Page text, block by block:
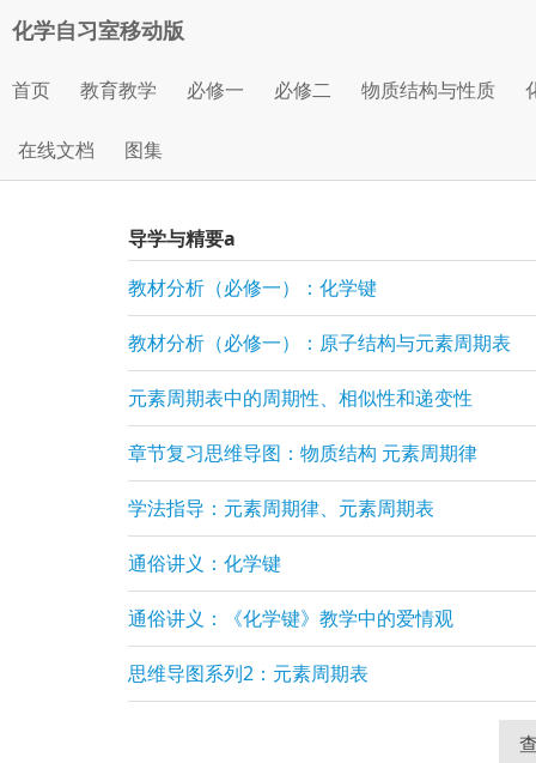
化学自习室移动版
首页 教育教学 必修一 必修二 物质结构与性质
在线文档 图集
导学与精要a
教材分析（必修一）：化学键
教材分析（必修一）：原子结构与元素周期表
元素周期表中的周期性、相似性和递变性
章节复习思维导图：物质结构 元素周期律
学法指导：元素周期律、元素周期表
通俗讲义：化学键
通俗讲义：《化学键》教学中的爱情观
思维导图系列2：元素周期表